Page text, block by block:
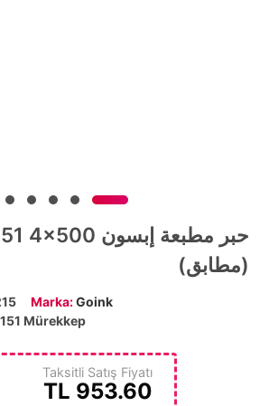
(مطابق)
Marka:Goink
Mürekkep
Taksitli Satış Fiyatı
953.60